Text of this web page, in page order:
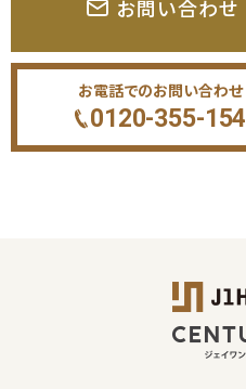
お問い合わせ
お電話でのお問い合わせ
0120-355-154